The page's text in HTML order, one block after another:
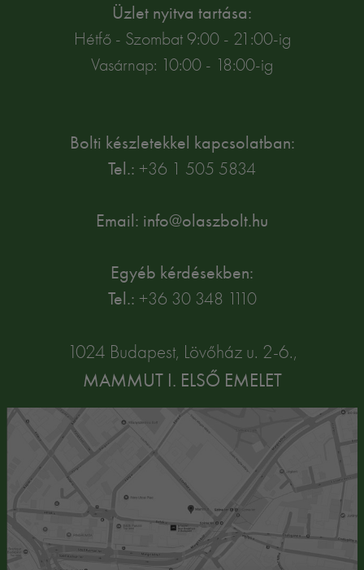
Üzlet nyitva tartása:
Hétfő - Szombat 9:00 - 21:00-ig
Vasárnap: 10:00 - 18:00-ig
Bolti készletekkel kapcsolatban:
Tel.: +36 1 505 5834
Email: info@olaszbolt.hu
Egyéb kérdésekben:
Tel.: +36 30 348 1110
1024 Budapest, Lövőház u. 2-6.,
MAMMUT I. ELSŐ EMELET